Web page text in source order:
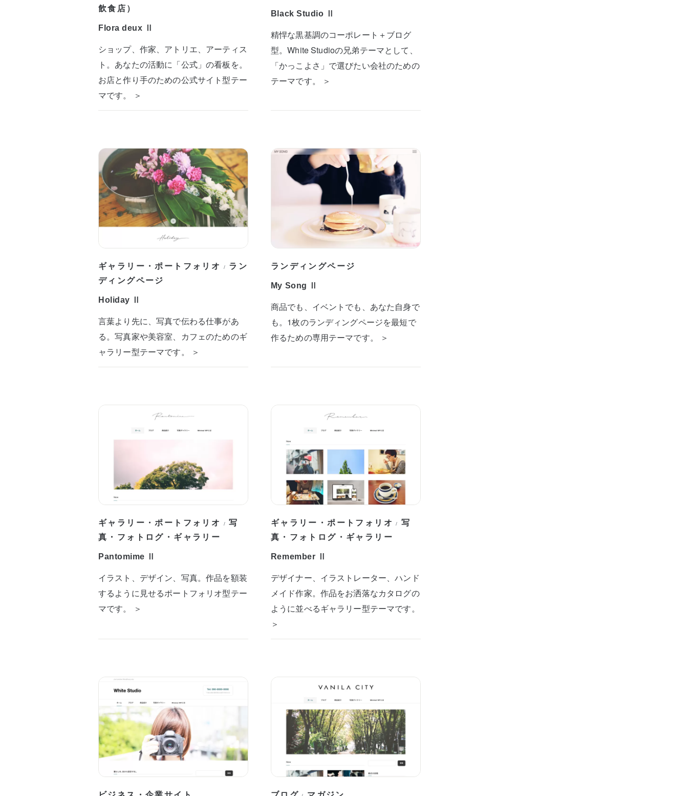
飲食店）
Flora deux Ⅱ
ショップ、作家、アトリエ、アーティス
ト。あなたの活動に「公式」の看板を。
お店と作り手のための公式サイト型テー
マです。 ＞
Black Studio Ⅱ
精悍な黒基調のコーポレート＋ブログ
型。White Studioの兄弟テーマとして、
「かっこよさ」で選びたい会社のための
テーマです。 ＞
ギャラリー・ポートフォリオ / ラン
ディングページ
Holiday Ⅱ
言葉より先に、写真で伝わる仕事があ
る。写真家や美容室、カフェのためのギ
ャラリー型テーマです。 ＞
ランディングページ
My Song Ⅱ
商品でも、イベントでも、あなた自身で
も。1枚のランディングページを最短で
作るための専用テーマです。 ＞
ギャラリー・ポートフォリオ /写
真・フォトログ・ギャラリー
Pantomime Ⅱ
イラスト、デザイン、写真。作品を額装
するように見せるポートフォリオ型テー
マです。 ＞
ギャラリー・ポートフォリオ /写
真・フォトログ・ギャラリー
Remember Ⅱ
デザイナー、イラストレーター、ハンド
メイド作家。作品をお洒落なカタログの
ように並べるギャラリー型テーマです。
＞